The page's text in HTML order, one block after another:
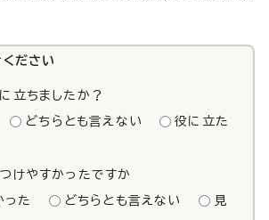
ださい
立ちましたか？
どちらとも言えない
役に立た
けやすかったですか
った どちらとも言えない
見